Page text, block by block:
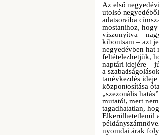
Az első
utolsó
adatsoraiba
mostanihoz,
viszonyítva –
kibontsam – azt
negyedévben hat
feltételezhetjük,
naptári idejére –
a
tanévkezdés
központosítása
„szezonális
mutatói, mert
tagadhatatlan,
Elkerülhetetlenül
nyomdai árak